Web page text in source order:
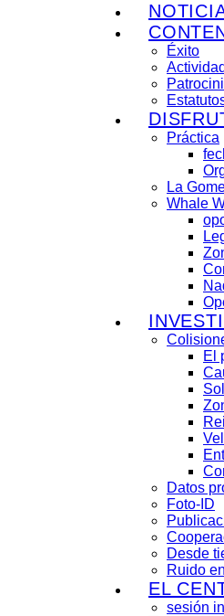
Éxito
Práctica
La
Whale
El
Datos
Foto-ID
Desde
Ruido
EL
sesión